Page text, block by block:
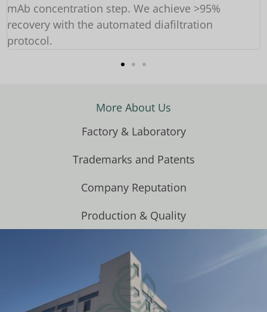
equivalent resolution at 30% lower cost. Their
technical team helped us validate the method
transfer in under 2 weeks.
More About Us
Factory & Laboratory
Trademarks and Patents
Company Reputation
Production & Quality